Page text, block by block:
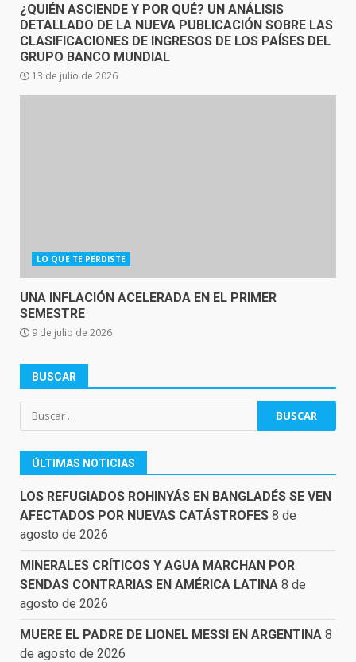
¿QUIÉN ASCIENDE Y POR QUÉ? UN ANÁLISIS
DETALLADO DE LA NUEVA PUBLICACIÓN SOBRE LAS
CLASIFICACIONES DE INGRESOS DE LOS PAÍSES DEL
GRUPO BANCO MUNDIAL
13 de julio de 2026
LO QUE TE PERDISTE
UNA INFLACIÓN ACELERADA EN EL PRIMER
SEMESTRE
9 de julio de 2026
BUSCAR
Buscar:
ÚLTIMAS NOTICIAS
LOS REFUGIADOS ROHINYÁS EN BANGLADÉS SE VEN
AFECTADOS POR NUEVAS CATÁSTROFES 8 de
agosto de 2026
MINERALES CRÍTICOS Y AGUA MARCHAN POR
SENDAS CONTRARIAS EN AMÉRICA LATINA 8 de
agosto de 2026
MUERE EL PADRE DE LIONEL MESSI EN ARGENTINA 8
de agosto de 2026